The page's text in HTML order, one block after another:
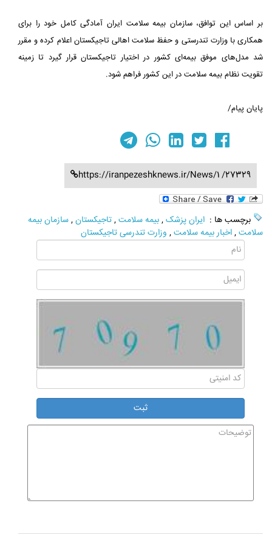
بر اساس این توافق، سازمان بیمه سلامت ایران آمادگی کامل خود را برای
همکاری با وزارت تندرستی و حفظ سلامت اهالی تاجیکستان اعلام کرده و مقرر
شد مدل‌های موفق بیمه‌ای کشور در اختیار تاجیکستان قرار گیرد تا زمینه
تقویت نظام بیمه سلامت در این کشور فراهم شود.
پایان پیام/
https://iranpezeshknews.ir/News/1 /27329
برچسب ها : ایران پزشک,بیمه سلامت,تاجیکستان,سازمان بیمه
سلامت,اخبار بیمه سلامت, وزارت تندرسی تاجیکستان